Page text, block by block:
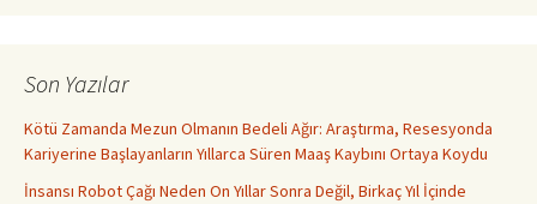
Son Yazılar
Kötü Zamanda Mezun Olmanın Bedeli Ağır: Araştırma, Resesyonda
Kariyerine Başlayanların Yıllarca Süren Maaş Kaybını Ortaya Koydu
İnsansı Robot Çağı Neden On Yıllar Sonra Değil, Birkaç Yıl İçinde